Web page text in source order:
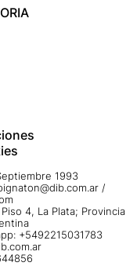
1993
/
4, La Plata; Provincia
+5492215031783